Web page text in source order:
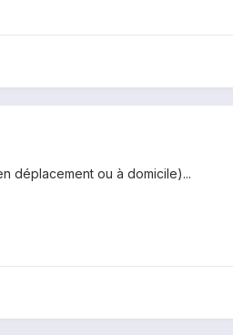
déplacement ou à domicile)...